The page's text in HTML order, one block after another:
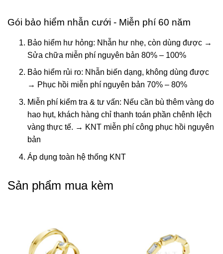
Gói bảo hiểm nhẫn cưới - Miễn phí 60 năm
Bảo hiểm hư hỏng: Nhẫn hư nhẹ, còn dùng được →
Sửa chữa miễn phí nguyên bản 80% – 100%
Bảo hiểm rủi ro: Nhẫn biến dạng, không dùng được
→ Phục hồi miễn phí nguyên bản 70% – 80%
Miễn phí kiểm tra & tư vấn: Nếu cần bù thêm vàng do
hao hụt, khách hàng chỉ thanh toán phần chênh lệch
vàng thực tế. → KNT miễn phí công phục hồi nguyên
bản
Áp dụng toàn hệ thống KNT
Sản phẩm mua kèm